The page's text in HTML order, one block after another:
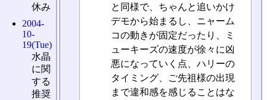
と同様で、ちゃんと追いかけ
デモから始まるし、ニャーム
コの動きが固定だったり、ミ
ューキーズの速度が徐々に凶
悪になっていく点、ハリーの
タイミング、ご先祖様の出現
まで違和感を感じることはな
休み
2004-
10-
19(Tue)
水晶
に関
する
推奨